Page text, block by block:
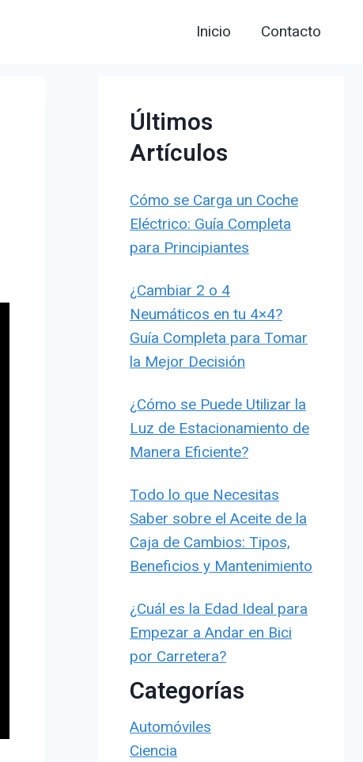
Inicio Contacto
Últimos
Artículos
Cómo se Carga un Coche
Eléctrico: Guía Completa
para Principiantes
¿Cambiar 2 o 4
Neumáticos en tu 4×4?
Guía Completa para Tomar
la Mejor Decisión
¿Cómo se Puede Utilizar la
Luz de Estacionamiento de
Manera Eficiente?
Todo lo que Necesitas
Saber sobre el Aceite de la
Caja de Cambios: Tipos,
Beneficios y Mantenimiento
¿Cuál es la Edad Ideal para
Empezar a Andar en Bici
por Carretera?
Categorías
Automóviles
Ciencia